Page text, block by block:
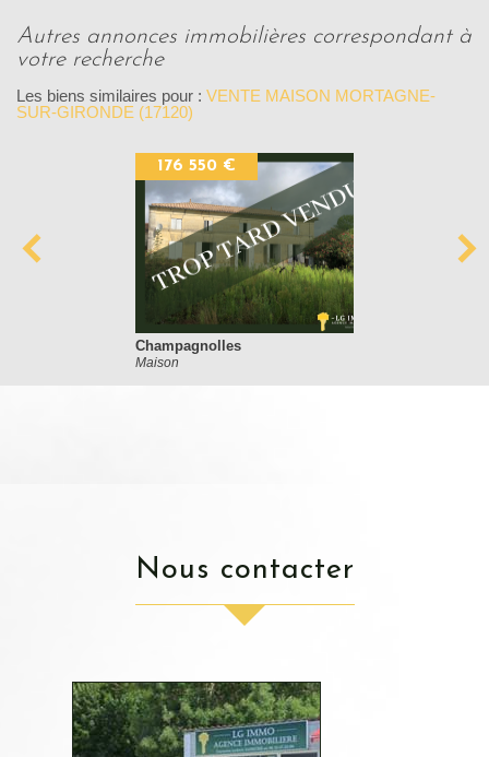
autres annonces immobilières correspondant à
votre recherche
Les biens similaires pour : VENTE MAISON MORTAGNE-
SUR-GIRONDE (17120)
176 550 €
Champagnolles
Maison
nous contacter